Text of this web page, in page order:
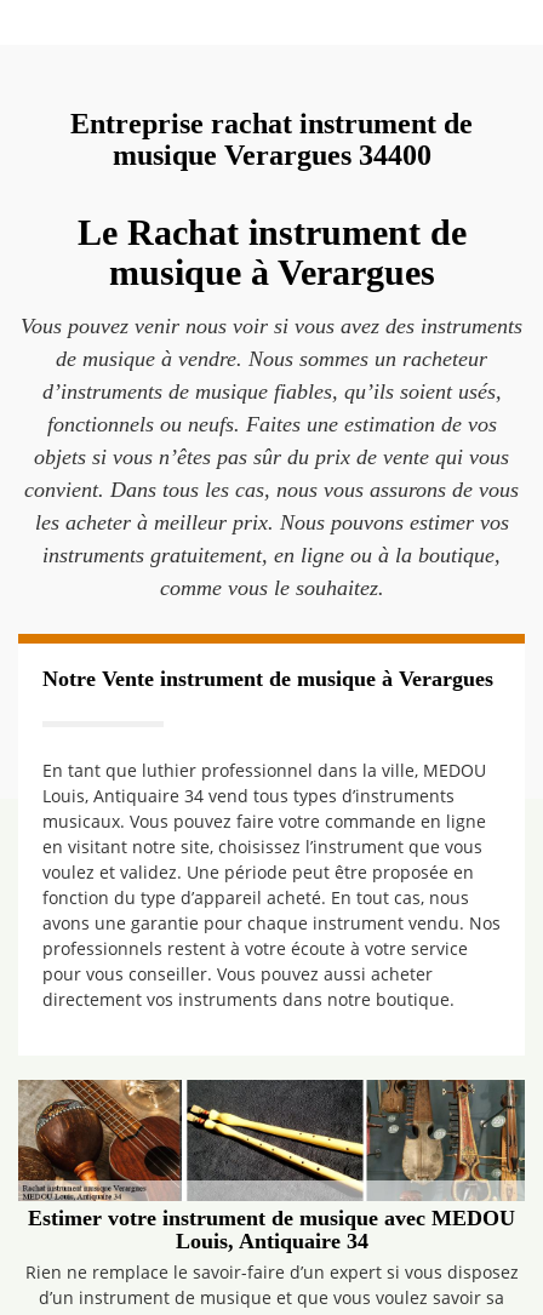
Entreprise rachat instrument de
musique Verargues 34400
Le Rachat instrument de
musique à Verargues
Vous pouvez venir nous voir si vous avez des instruments
de musique à vendre. Nous sommes un racheteur
d’instruments de musique fiables, qu’ils soient usés,
fonctionnels ou neufs. Faites une estimation de vos
objets si vous n’êtes pas sûr du prix de vente qui vous
convient. Dans tous les cas, nous vous assurons de vous
les acheter à meilleur prix. Nous pouvons estimer vos
instruments gratuitement, en ligne ou à la boutique,
comme vous le souhaitez.
Notre Vente instrument de musique à Verargues
En tant que luthier professionnel dans la ville, MEDOU
Louis, Antiquaire 34 vend tous types d’instruments
musicaux. Vous pouvez faire votre commande en ligne
en visitant notre site, choisissez l’instrument que vous
voulez et validez. Une période peut être proposée en
fonction du type d’appareil acheté. En tout cas, nous
avons une garantie pour chaque instrument vendu. Nos
professionnels restent à votre écoute à votre service
pour vous conseiller. Vous pouvez aussi acheter
directement vos instruments dans notre boutique.
Estimer votre instrument de musique avec MEDOU
Louis, Antiquaire 34
Rien ne remplace le savoir-faire d’un expert si vous disposez
d’un instrument de musique et que vous voulez savoir sa